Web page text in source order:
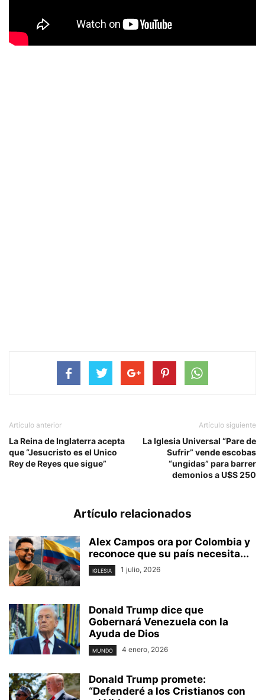
Artículo anterior
La Reina de Inglaterra acepta
que “Jesucristo es el Unico
Rey de Reyes que sigue”
Artículo siguiente
La Iglesia Universal “Pare de
Sufrir” vende escobas
“ungidas” para barrer
demonios a U$S 250
Artículo relacionados
Alex Campos ora por Colombia y
reconoce que su país necesita...
IGLESIA 1 julio, 2026
Donald Trump dice que
Gobernará Venezuela con la
Ayuda de Dios
MUNDO 4 enero, 2026
Donald Trump promete:
“Defenderé a los Cristianos con